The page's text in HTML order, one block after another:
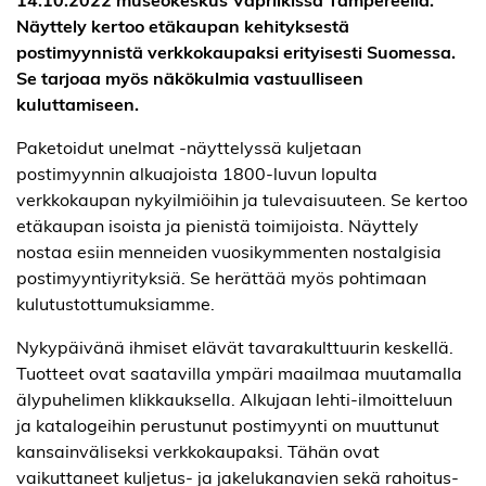
Näyttely kertoo etäkaupan kehityksestä
postimyynnistä verkkokaupaksi erityisesti Suomessa.
Se tarjoaa myös näkökulmia vastuulliseen
kuluttamiseen.
Paketoidut unelmat -näyttelyssä kuljetaan
postimyynnin alkuajoista 1800-luvun lopulta
verkkokaupan nykyilmiöihin ja tulevaisuuteen. Se kertoo
etäkaupan isoista ja pienistä toimijoista. Näyttely
nostaa esiin menneiden vuosikymmenten nostalgisia
postimyyntiyrityksiä. Se herättää myös pohtimaan
kulutustottumuksiamme.
Nykypäivänä ihmiset elävät tavarakulttuurin keskellä.
Tuotteet ovat saatavilla ympäri maailmaa muutamalla
älypuhelimen klikkauksella. Alkujaan lehti-ilmoitteluun
ja katalogeihin perustunut postimyynti on muuttunut
kansainväliseksi verkkokaupaksi. Tähän ovat
vaikuttaneet kuljetus- ja jakelukanavien sekä rahoitus-